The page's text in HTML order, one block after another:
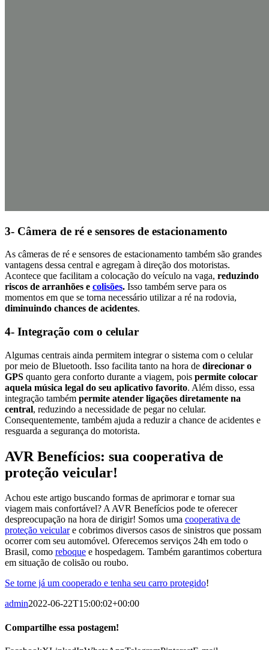
3- Câmera de ré e sensores de estacionamento
As câmeras de ré e sensores de estacionamento também são grandes
vantagens dessa central e agregam à direção dos motoristas.
Acontece que facilitam a colocação do veículo na vaga, reduzindo
riscos de arranhões e colisões. Isso também serve para os
momentos em que se torna necessário utilizar a ré na rodovia,
diminuindo chances de acidentes.
4- Integração com o celular
Algumas centrais ainda permitem integrar o sistema com o celular
por meio de Bluetooth. Isso facilita tanto na hora de direcionar o
GPS quanto gera conforto durante a viagem, pois permite colocar
aquela música legal do seu aplicativo favorito. Além disso, essa
integração também permite atender ligações diretamente na
central, reduzindo a necessidade de pegar no celular.
Consequentemente, também ajuda a reduzir a chance de acidentes e
resguarda a segurança do motorista.
AVR Benefícios: sua cooperativa de
proteção veicular!
Achou este artigo buscando formas de aprimorar e tornar sua
viagem mais confortável? A AVR Benefícios pode te oferecer
despreocupação na hora de dirigir! Somos uma cooperativa de
proteção veicular e cobrimos diversos casos de sinistros que possam
ocorrer com seu automóvel. Oferecemos serviços 24h em todo o
Brasil, como reboque e hospedagem. Também garantimos cobertura
em situação de colisão ou roubo.
Se torne já um cooperado e tenha seu carro protegido!
admin2022-06-22T15:00:02+00:00
Compartilhe essa postagem!